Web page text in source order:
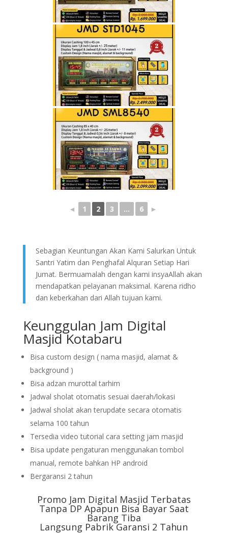
◄ 1 2 3 ... 6 ►
Sebagian Keuntungan Akan Kami Salurkan Untuk
Santri Yatim dan Penghafal Alquran Setiap Hari
Jumat. Bermuamalah dengan kami insyaAllah akan
mendapatkan pelayanan maksimal. Karena ridho
dan keberkahan dari Allah tujuan kami.
Keunggulan Jam Digital
Masjid Kotabaru
Bisa custom design ( nama masjid, alamat &
background )
Bisa adzan murottal tarhim
Jadwal sholat otomatis sesuai daerah/lokasi
Jadwal sholat akan terupdate secara otomatis
selama 100 tahun
Tersedia video tutorial cara setting jam masjid
Bisa update pengaturan menggunakan tombol
manual, remote bahkan HP android
Bergaransi 2 tahun
Promo Jam Digital Masjid Terbatas
Tanpa DP Apapun Bisa Bayar Saat
Barang Tiba
Langsung Pabrik Garansi 2 Tahun